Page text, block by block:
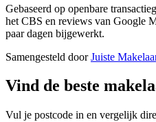
Gebaseerd op openbare
het CBS en reviews van Google
paar dagen bijgewerkt.
Samengesteld doorJuiste
Vind de beste
Vul je postcode in en vergelijk